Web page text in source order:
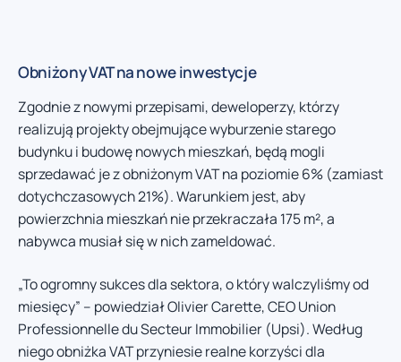
Obniżony VAT na nowe inwestycje
Zgodnie z nowymi przepisami, deweloperzy, którzy
realizują projekty obejmujące wyburzenie starego
budynku i budowę nowych mieszkań, będą mogli
sprzedawać je z obniżonym VAT na poziomie 6% (zamiast
dotychczasowych 21%). Warunkiem jest, aby
powierzchnia mieszkań nie przekraczała 175 m², a
nabywca musiał się w nich zameldować.
„To ogromny sukces dla sektora, o który walczyliśmy od
miesięcy” – powiedział Olivier Carette, CEO Union
Professionnelle du Secteur Immobilier (Upsi). Według
niego obniżka VAT przyniesie realne korzyści dla